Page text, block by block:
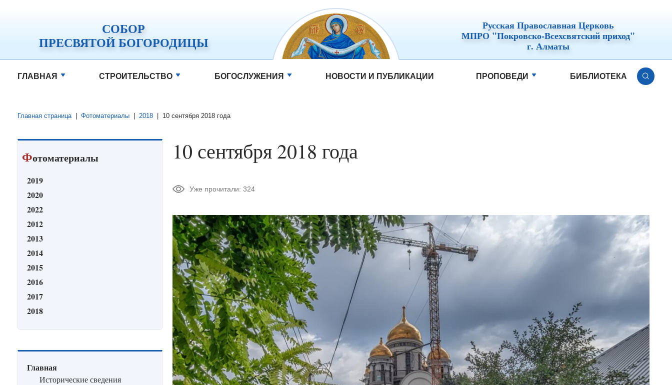
СОБОР
ПРЕСВЯТОЙ БОГОРОДИЦЫ
Русская Православная Церковь
МПРО "Покровско-Всехсвятский приход"
г. Алматы
ГЛАВНАЯ СТРОИТЕЛЬСТВО БОГОСЛУЖЕНИЯ НОВОСТИ И ПУБЛИКАЦИИ ПРОПОВЕДИ БИБЛИОТЕКА
Главная страница | Фотоматериалы | 2018 | 10 сентября 2018 года
Фотоматериалы
2019
2020
2022
2012
2013
2014
2015
2016
2017
2018
Главная
Исторические сведения
10 сентября 2018 года
Уже прочитали: 324